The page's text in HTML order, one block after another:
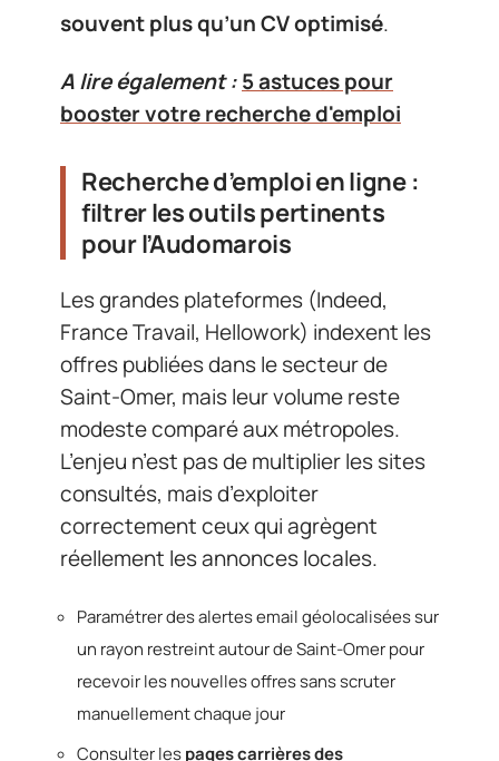
souvent plus qu’un CV optimisé.
A lire également :5 astuces pour
booster votre recherche d'emploi
Recherche d’emploi en ligne :
filtrer les outils pertinents
pour l’Audomarois
Les grandes plateformes (Indeed,
France Travail, Hellowork) indexent les
offres publiées dans le secteur de
Saint-Omer, mais leur volume reste
modeste comparé aux métropoles.
L’enjeu n’est pas de multiplier les sites
consultés, mais d’exploiter
correctement ceux qui agrègent
réellement les annonces locales.
Paramétrer des alertes email géolocalisées sur
un rayon restreint autour de Saint-Omer pour
recevoir les nouvelles offres sans scruter
manuellement chaque jour
Consulter lespages carrières des